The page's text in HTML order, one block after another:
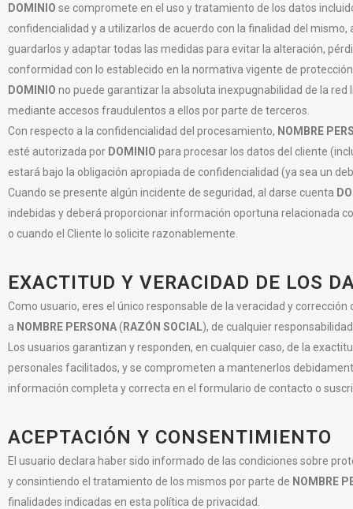
DOMINIO se compromete en el uso y tratamiento de los datos
confidencialidad y a utilizarlos de acuerdo con la finalidad del
guardarlos y adaptar todas las medidas para evitar la alteración,
conformidad con lo establecido en la normativa vigente de
DOMINIO no puede garantizar la absoluta inexpugnabilidad de la
mediante accesos fraudulentos a ellos por parte de terceros.
Con respecto a la confidencialidad del procesamiento, NOMBRE
esté autorizada por DOMINIO para procesar los datos del cliente
estará bajo la obligación apropiada de confidencialidad (ya sea un
Cuando se presente algún incidente de seguridad, al darse cuenta
indebidas y deberá proporcionar información oportuna relacionada
o cuando el Cliente lo solicite razonablemente.
EXACTITUD Y VERACIDAD DE LOS
Como usuario, eres el único responsable de la veracidad y
a NOMBRE PERSONA( RAZÓN SOCIAL), de cualquier
Los usuarios garantizan y responden, en cualquier caso, de la
personales facilitados, y se comprometen a mantenerlos
información completa y correcta en el formulario de contacto o
ACEPTACIÓN Y CONSENTIMIENTO
El usuario declara haber sido informado de las condiciones sobre
y consintiendo el tratamiento de los mismos por parte de NOMBRE
finalidades indicadas en esta política de privacidad.